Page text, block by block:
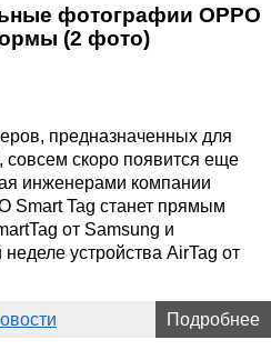
фотографии OPPO
(2 фото)
предназначенных для
скоро появится еще
инженерами компании
Smart Tag станет прямым
от Samsung и
устройства AirTag от
Подробнее